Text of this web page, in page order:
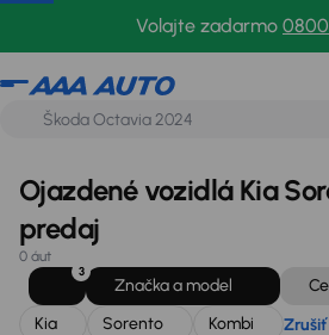
Volajte zadarmo 0800
Kia
Ojazdené vozidlá Kia
predaj
0 áut
3
Značka a model
Kia
Sorento Kombi